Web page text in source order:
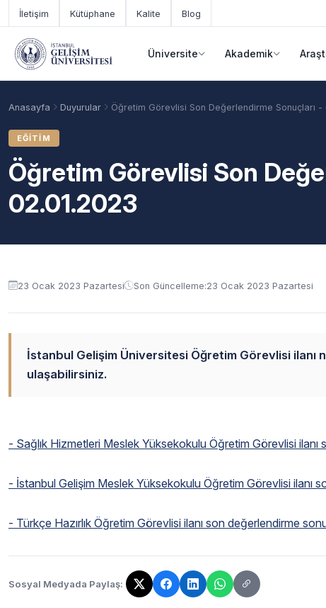
Ana içeriğe geç
İletişim Kütüphane Kalite Blog
Üniversite Akademik
Anasayfa Duyurular Öğretim Görevlisi Son Değerlendirme Sonuçları -
EĞITIM
Öğretim Görevlisi Son
02.01.2023
Duyuru içeriği
23 Ocak 2023 Pazartesi Son Güncelleme:23 Ocak 2023 Pazartesi
İstanbul Gelişim Üniversitesi Öğretim Görevlisi ilanı
ulaşabilirsiniz.
- Sağlık Hizmetleri Meslek Yüksekokulu Öğretim Görevlisi
- İstanbul Gelişim Meslek Yüksekokulu Öğretim Görevlisi ilanı
- Türkçe Hazırlık Öğretim Görevlisi ilanı son değerlendirme
Sosyal Medyada Paylaş:
Bağlantı kopyalandı!